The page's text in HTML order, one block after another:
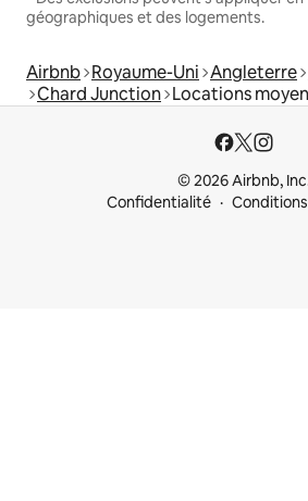
géographiques et des logements.
Airbnb Royaume-Uni Angleterre
Chard Junction Locations
© 2026 Airbnb,
Confidentialité